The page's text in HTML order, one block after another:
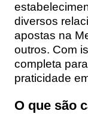
diversos
apostas na
outros. Com
completa
praticidade
O que são